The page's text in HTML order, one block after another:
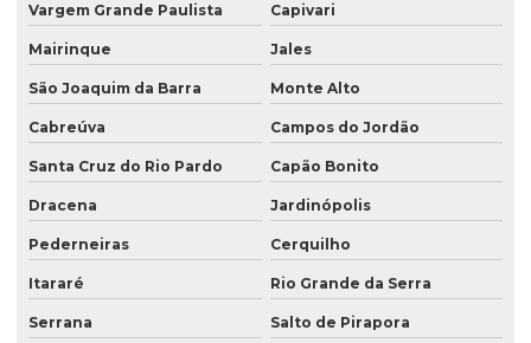
Sacos para lanche
Sacos para laticínios
Vargem Grande Paulista Capivari
Mairinque Jales
São Joaquim da Barra Monte Alto
Cabreúva Campos do Jordão
Santa Cruz do Rio Pardo Capão Bonito
Dracena Jardinópolis
Pederneiras Cerquilho
Itararé Rio Grande da Serra
Serrana Salto de Pirapora